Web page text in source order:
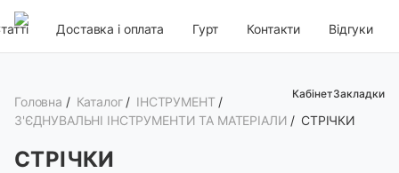
Доставка і оплата Гурт Контакти Відгуки
КабінетЗакладки
Головна / Каталог / ІНСТРУМЕНТ /
З'ЄДНУВАЛЬНІ ІНСТРУМЕНТИ ТА МАТЕРІАЛИ / СТРІЧКИ
СТРІЧКИ